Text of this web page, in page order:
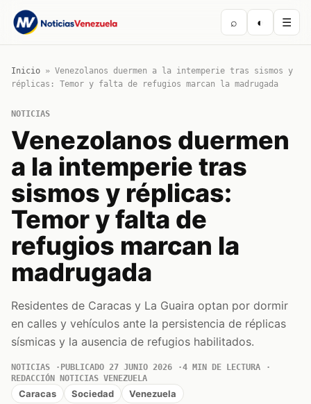
⌕ ◐ ☰
Inicio » Venezolanos duermen a la intemperie tras sismos y
réplicas: Temor y falta de refugios marcan la madrugada
NOTICIAS
Venezolanos duermen
a la intemperie tras
sismos y réplicas:
Temor y falta de
refugios marcan la
madrugada
Residentes de Caracas y La Guaira optan por dormir
en calles y vehículos ante la persistencia de réplicas
sísmicas y la ausencia de refugios habilitados.
NOTICIAS PUBLICADO 27 JUNIO 2026
4 MIN DE LECTURA
REDACCIÓN NOTICIAS VENEZUELA
Caracas Sociedad Venezuela